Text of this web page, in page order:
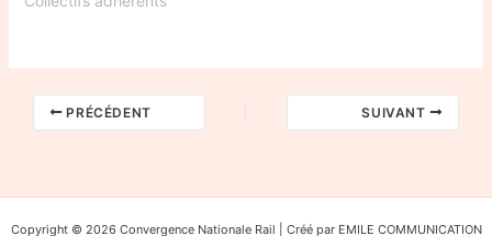
PRÉCÉDENT SUIVANT
Copyright © 2026 Convergence Nationale Rail | Créé par EMILE COMMUNICATION